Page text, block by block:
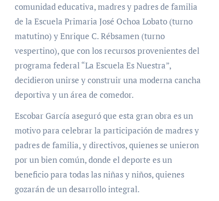
comunidad educativa, madres y padres de familia
de la Escuela Primaria José Ochoa Lobato (turno
matutino) y Enrique C. Rébsamen (turno
vespertino), que con los recursos provenientes del
programa federal “La Escuela Es Nuestra”,
decidieron unirse y construir una moderna cancha
deportiva y un área de comedor.
Escobar García aseguró que esta gran obra es un
motivo para celebrar la participación de madres y
padres de familia, y directivos, quienes se unieron
por un bien común, donde el deporte es un
beneficio para todas las niñas y niños, quienes
gozarán de un desarrollo integral.